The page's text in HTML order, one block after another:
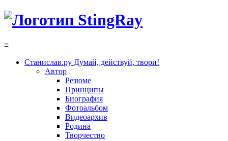
≡
Станислав.ру Думай, действуй, твори!
Автор
Резюме
Принципы
Биография
Фотоальбом
Видеоархив
Родина
Творчество